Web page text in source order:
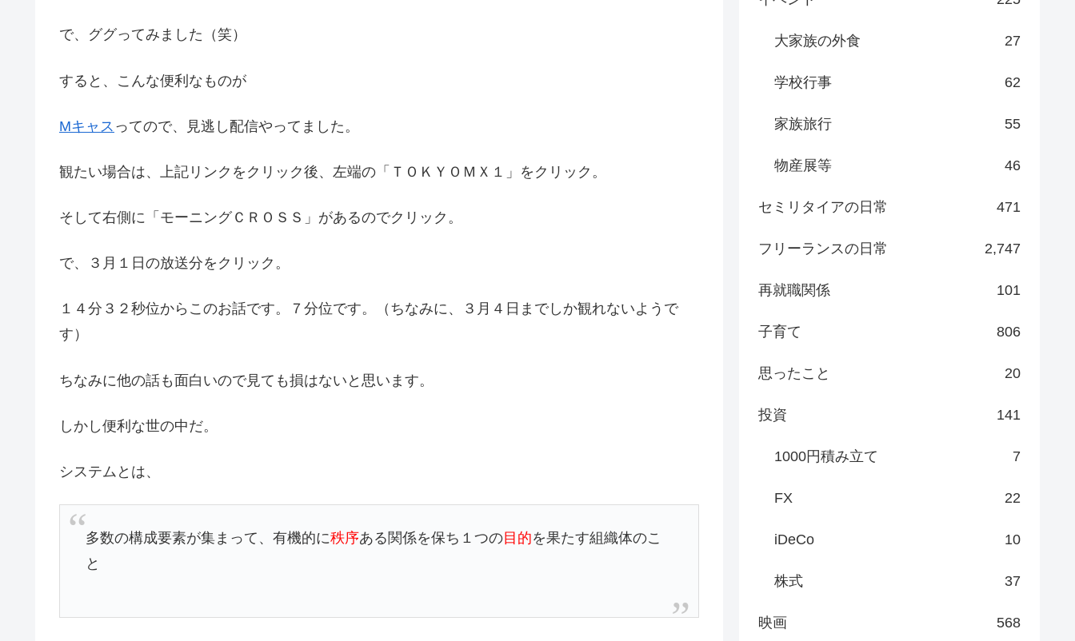
で、ググってみました（笑）
すると、こんな便利なものが
Mキャス ってので、見逃し配信やってました。
観たい場合は、上記リンクをクリック後、左端の「ＴＯＫＹＯＭＸ１」をクリック。
そして右側に「モーニングＣＲＯＳＳ」があるのでクリック。
で、３月１日の放送分をクリック。
１４分３２秒位からこのお話です。７分位です。（ちなみに、３月４日までしか観れないようで
す）
ちなみに他の話も面白いので見ても損はないと思います。
しかし便利な世の中だ。
システムとは、
多数の構成要素が集まって、有機的に秩序ある関係を保ち１つの目的を果たす組織体のこ
と
大家族の外食 27
学校行事 62
家族旅行 55
物産展等 46
セミリタイアの日常 471
フリーランスの日常 2,747
再就職関係 101
子育て 806
思ったこと 20
投資 141
1000円積み立て 7
FX 22
iDeCo 10
株式 37
映画 568